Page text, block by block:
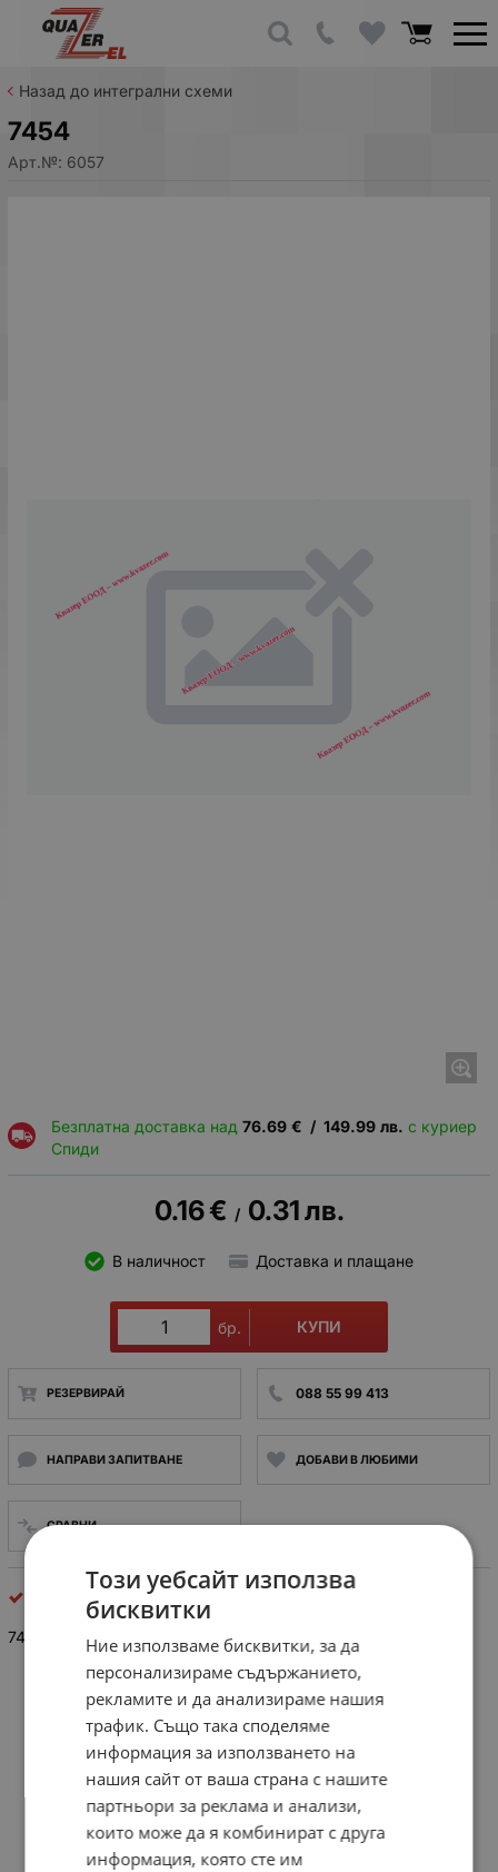
Назад до интегрални схеми
7454
Арт.№: 6057
Безплатна доставка над 76.69 € / 149.99 лв. с куриер
Спиди
0.16€ / 0.31лв.
В наличност Доставка и плащане
бр. КУПИ
РЕЗЕРВИРАЙ 088 55 99 413
НАПРАВИ ЗАПИТВАНЕ ДОБАВИ В ЛЮБИМИ
СРАВНИ
интегрални схеми
7454
Този уебсайт използва
бисквитки
Ние използваме бисквитки, за да
персонализираме съдържанието,
рекламите и да анализираме нашия
трафик. Също така споделяме
информация за използването на
нашия сайт от ваша страна с нашите
партньори за реклама и анализи,
които може да я комбинират с друга
информация, която сте им